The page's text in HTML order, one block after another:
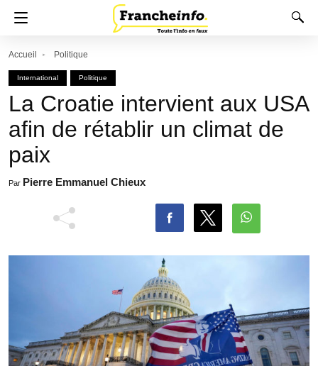
Accueil Politique
International Politique
La Croatie intervient aux USA
afin de rétablir un climat de
paix
Par Pierre Emmanuel Chieux